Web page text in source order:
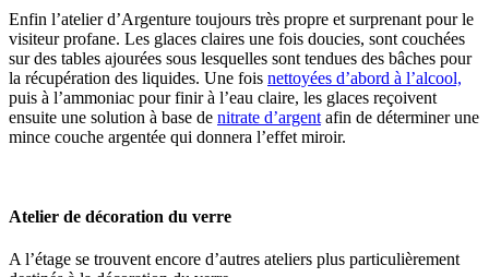
Enfin l’atelier d’Argenture toujours très propre et surprenant pour le
visiteur profane. Les glaces claires une fois doucies, sont couchées
sur des tables ajourées sous lesquelles sont tendues des bâches pour
la récupération des liquides. Une fois nettoyées d’abord à l’alcool,
puis à l’ammoniac pour finir à l’eau claire, les glaces reçoivent
ensuite une solution à base de nitrate d’argent afin de déterminer une
mince couche argentée qui donnera l’effet miroir.
Atelier de décoration du verre
A l’étage se trouvent encore d’autres ateliers plus particulièrement